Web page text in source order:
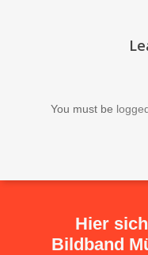
You must be
Hier
Bildband